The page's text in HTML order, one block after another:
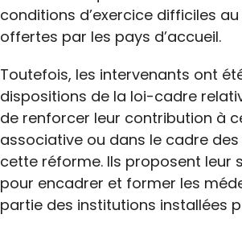
conditions d’exercice difficiles
offertes par les pays d’accueil.
Toutefois, les intervenants ont
dispositions de la loi-cadre
de renforcer leur contribution à
associative ou dans le cadre
cette réforme. Ils proposent leur
pour encadrer et former les
partie des institutions installées